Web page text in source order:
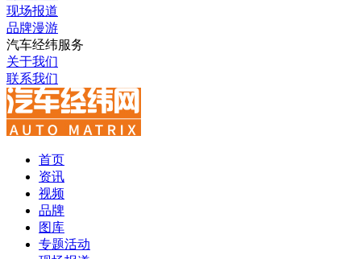
现场报道
品牌漫游
汽车经纬服务
关于我们
联系我们
首页
资讯
视频
品牌
图库
专题活动